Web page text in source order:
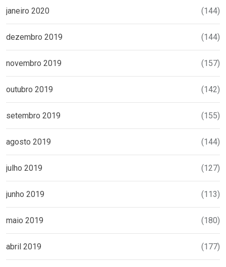
janeiro 2020 (144)
dezembro 2019 (144)
novembro 2019 (157)
outubro 2019 (142)
setembro 2019 (155)
agosto 2019 (144)
julho 2019 (127)
junho 2019 (113)
maio 2019 (180)
abril 2019 (177)